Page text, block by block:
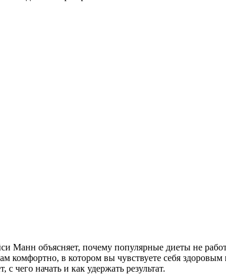
объясняет, почему популярные диеты не
комфортно, в котором вы чувствуете себя
чего начать и как удержать результат.